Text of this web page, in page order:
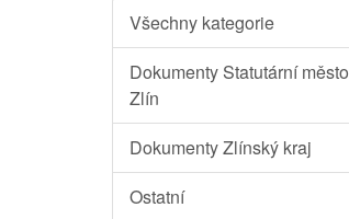
Všechny kategorie
Dokumenty Statutární město
Zlín
Dokumenty Zlínský kraj
Ostatní